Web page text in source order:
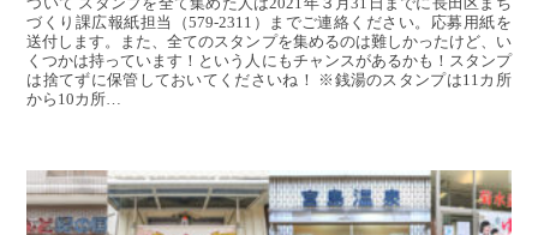
づくり課広報紙担当（579-2311）までご連絡ください。応募用紙を
送付します。また、全てのスタンプを集めるのは難しかったけど、い
くつかは持っています！という人にもチャンスがあるかも！スタンプ
は捨てずに保管しておいてくださいね！ ※銭湯のスタンプは11カ所
から10カ所…